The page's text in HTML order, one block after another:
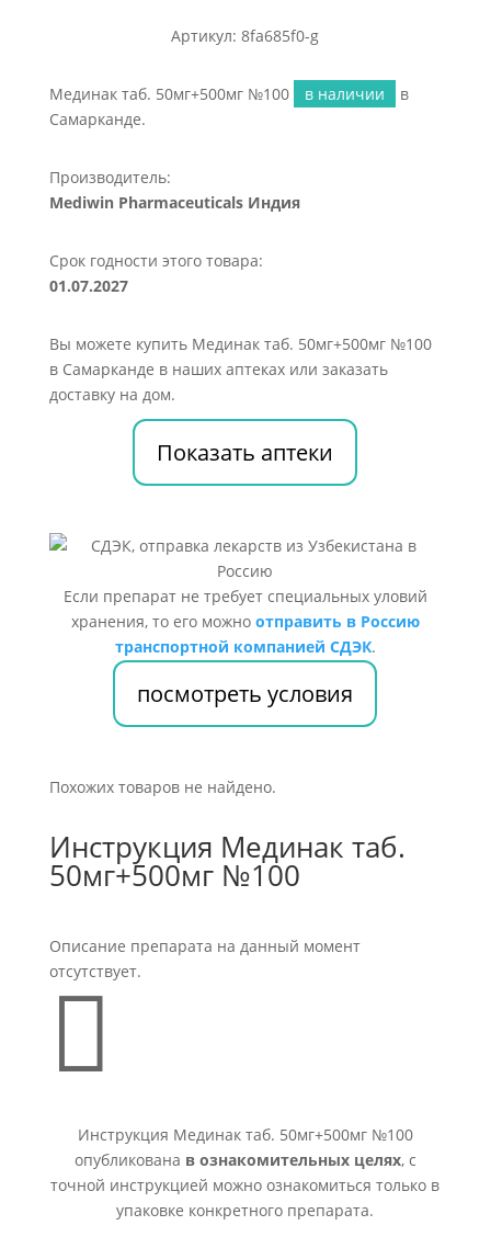
Артикул: 8fa685f0-g
Мединак таб. 50мг+500мг №100 в наличии
в
Самарканде.
Производитель:
Mediwin Pharmaceuticals Индия
Срок годности этого товара:
01.07.2027
Вы можете купить Мединак таб. 50мг+500мг №100
в Самарканде в наших аптеках или заказать
доставку на дом.
Показать аптеки
Если препарат не требует специальных уловий
хранения, то его можно отправить в Россию
транспортной компанией СДЭК.
посмотреть условия
Похожих товаров не найдено.
Инструкция Мединак таб.
50мг+500мг №100
Описание препарата на данный момент
отсутствует.

Инструкция Мединак таб. 50мг+500мг №100
опубликована в ознакомительных целях, с
точной инструкцией можно ознакомиться только в
упаковке конкретного препарата.